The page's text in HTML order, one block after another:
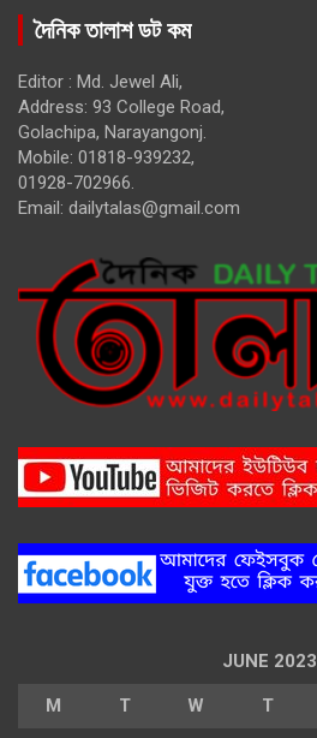
দৈনিক তালাশ ডট কম
Editor : Md. Jewel Ali,
Address: 93 College Road,
Golachipa, Narayangonj.
Mobile: 01818-939232,
01928-702966.
Email: dailytalas@gmail.com
JUNE 2023
M T W T